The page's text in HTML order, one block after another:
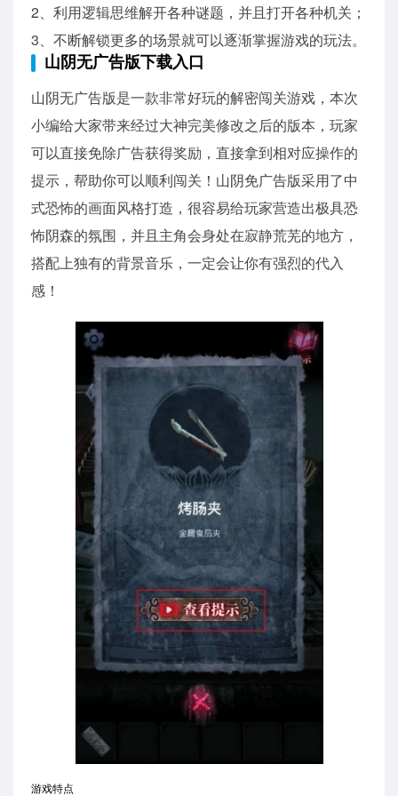
2、利用逻辑思维解开各种谜题，并且打开各种机关；
3、不断解锁更多的场景就可以逐渐掌握游戏的玩法。
山阴无广告版下载入口
山阴无广告版是一款非常好玩的解密闯关游戏，本次
小编给大家带来经过大神完美修改之后的版本，玩家
可以直接免除广告获得奖励，直接拿到相对应操作的
提示，帮助你可以顺利闯关！山阴免广告版采用了中
式恐怖的画面风格打造，很容易给玩家营造出极具恐
怖阴森的氛围，并且主角会身处在寂静荒芜的地方，
搭配上独有的背景音乐，一定会让你有强烈的代入
感！
游戏特点